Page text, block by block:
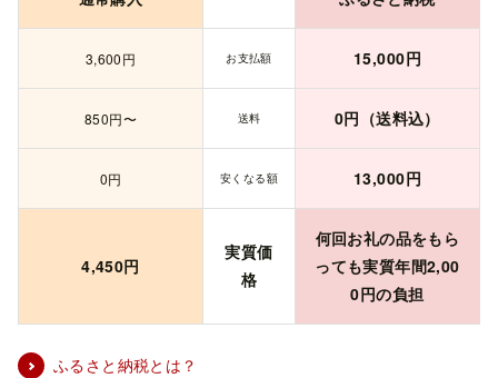
3,600円 お支払額 15,000円
850円〜 送料 0円（送料込）
0円 安くなる額 13,000円
4,450円
実質価
格
何回お礼の品をもら
っても実質年間2,00
0円の負担
ふるさと納税とは？